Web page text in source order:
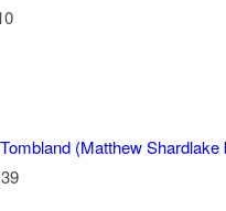
(Matthew Shardlake